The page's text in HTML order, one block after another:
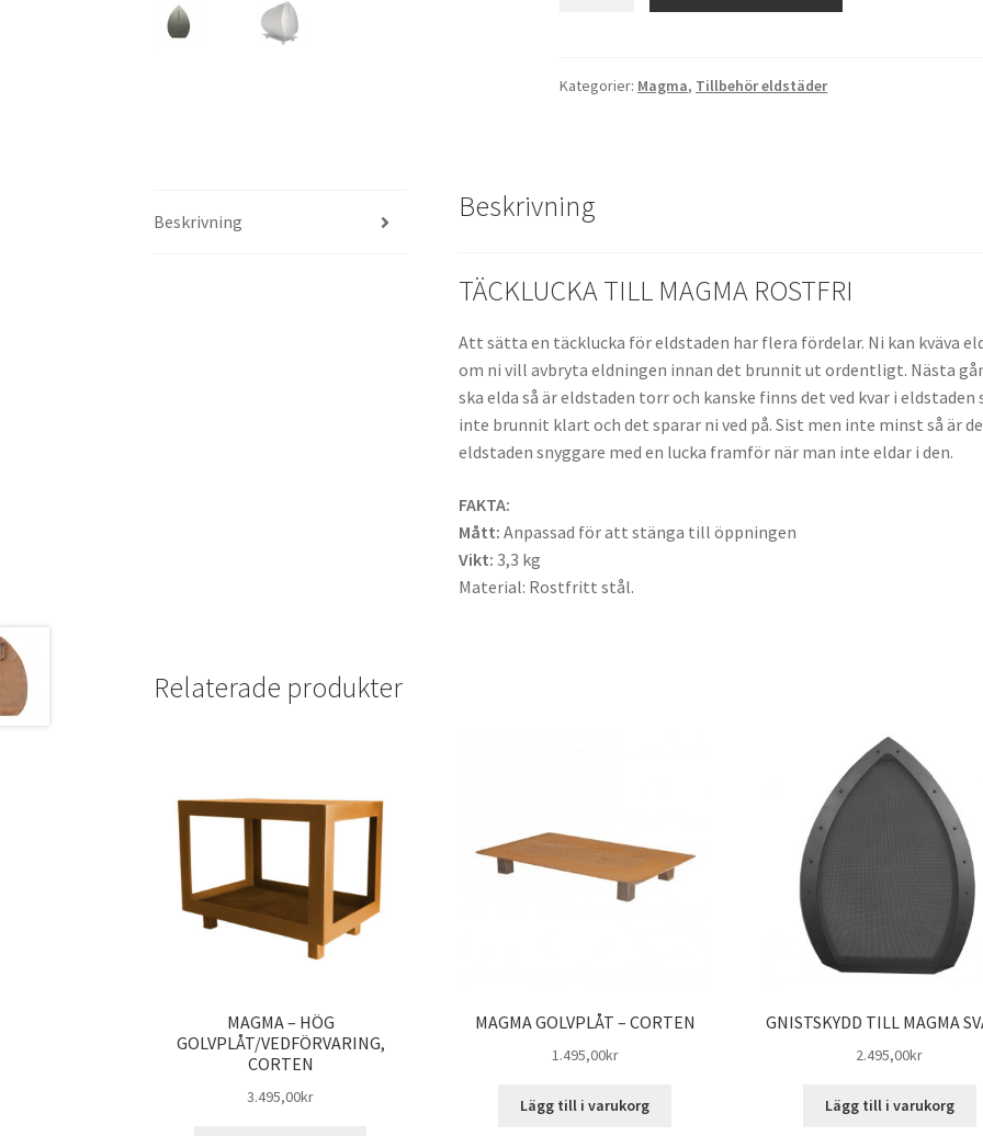
mängd
Kategorier: Magma, Tillbehör eldstäder
Beskrivning Beskrivning
TÄCKLUCKA TILL MAGMA ROSTFRI
Att sätta en täcklucka för eldstaden har flera fördelar. Ni kan kväva
om ni vill avbryta eldningen innan det brunnit ut ordentligt. Nästa
ska elda så är eldstaden torr och kanske finns det ved kvar i eldstaden
inte brunnit klart och det sparar ni ved på. Sist men inte minst så är
eldstaden snyggare med en lucka framför när man inte eldar i den.
FAKTA:
Mått: Anpassad för att stänga till öppningen
Vikt: 3,3 kg
Material: Rostfritt stål.
Relaterade produkter
MAGMA – HÖG
GOLVPLÅT/VEDFÖRVARING,
CORTEN
3.495,00kr
MAGMA GOLVPLÅT – CORTEN
1.495,00kr
Lägg till i varukorg
GNISTSKYDD TILL MAGMA
2.495,00kr
Lägg till i varukorg